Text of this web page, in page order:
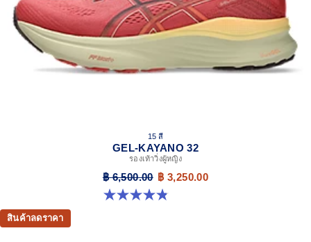
15 สี
GEL-KAYANO 32
รองเท้าวิ่งผู้หญิง
฿ 6,500.00 ฿ 3,250.00
4.8 จาก 5 ดาว 390 รีวิว
สินค้าลดราคา